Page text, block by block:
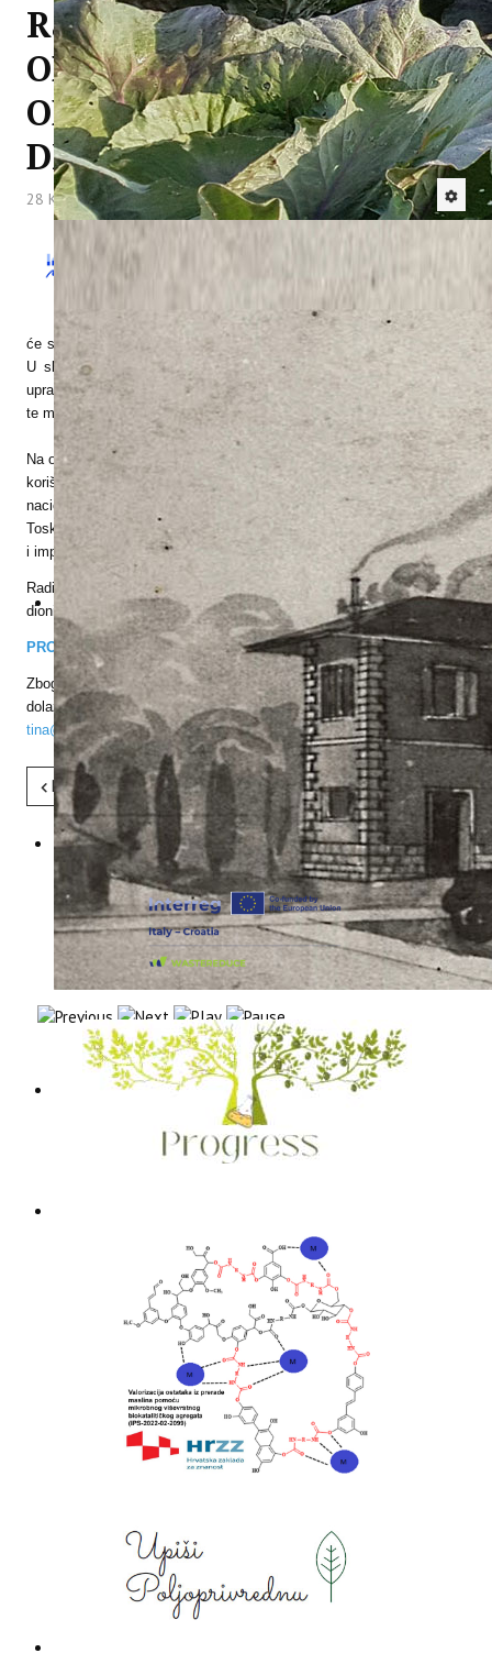
Radionica „POKAZATELJI
ODRŽIVOG TURIZMA
OBALNIH TURISTIČKIH
DESTINACIJA“
28 Kolovoz 2018 Hitova: 4147
na radionicu projekta
MITOMED+
„POKAZATELJI ODRŽIVOG TURIZMA
OBALNIH TURISTIČKIH DESTINACIJA“ koja
će se održati
u utorak, 4. rujna 2018. u Poreču, u Hotelu Flores
U sklopu radionice organizirat će se dva okrugla stola posvećena
upravljanju podacima u cilju unaprjeđenja i održivog razvoja turizma
te modelu “Zelena plaža”.
Na okruglim stolovima raspravljat će se o konkretnim primjerima
korištenja, tumačenja i upravljanja podacima vezanim uz turizam na
nacionalnoj i međunarodnoj razini te iznijeti primjeri iz Regije
Toskane, Katalonije, s Cipra i iz Istarske županije u kojima se testira
i implementira model “Zelena plaža”.
Radionica je namijenjena jedinicama lokalne samouprave i svim
dionicima koji sudjeluju u razvoju obalnih turističkih destinacija.
PROGRAM RADIONICE
Zbog ograničenog broja sudionika, molimo Vas da potvrdite svoj
dolazak najkasnije do petka, 31. kolovoza 2018., na e-mail adresu:
tina@iptpo.hr ili broj telefona 052/408-308.
Pret Sljedeće